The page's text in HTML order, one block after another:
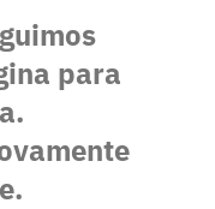
para